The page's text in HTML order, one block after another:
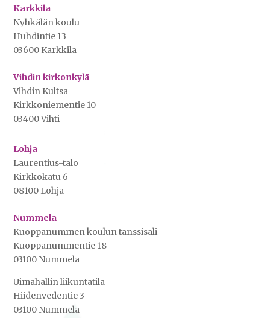
Karkkila
Nyhkälän koulu
Huhdintie 13
03600 Karkkila
Vihdin kirkonkylä
Vihdin Kultsa
Kirkkoniementie 10
03400 Vihti
Lohja
Laurentius-talo
Kirkkokatu 6
08100 Lohja
Nummela
Kuoppanummen koulun tanssisali
Kuoppanummentie 18
03100 Nummela
Uimahallin liikuntatila
Hiidenvedentie 3
03100 Nummela